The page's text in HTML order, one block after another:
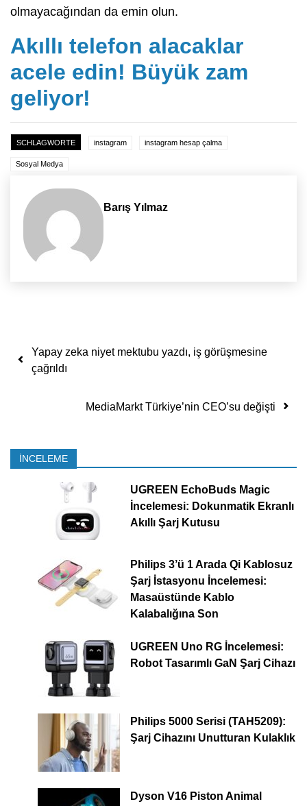
olmayacağından da emin olun.
Akıllı telefon alacaklar
acele edin! Büyük zam
geliyor!
SCHLAGWORTE instagram instagram hesap çalma
Sosyal Medya
Barış Yılmaz
Yazı dolaşımı
Yapay zeka niyet mektubu yazdı, iş görüşmesine
çağrıldı
MediaMarkt Türkiye’nin CEO’su değişti
İNCELEME
UGREEN EchoBuds Magic
İncelemesi: Dokunmatik Ekranlı
Akıllı Şarj Kutusu
Philips 3’ü 1 Arada Qi Kablosuz
Şarj İstasyonu İncelemesi:
Masaüstünde Kablo
Kalabalığına Son
UGREEN Uno RG İncelemesi:
Robot Tasarımlı GaN Şarj Cihazı
Philips 5000 Serisi (TAH5209):
Şarj Cihazını Unutturan Kulaklık
Dyson V16 Piston Animal